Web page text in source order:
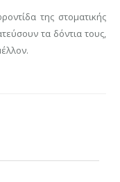
της στοματικής
τα δόντια τους,